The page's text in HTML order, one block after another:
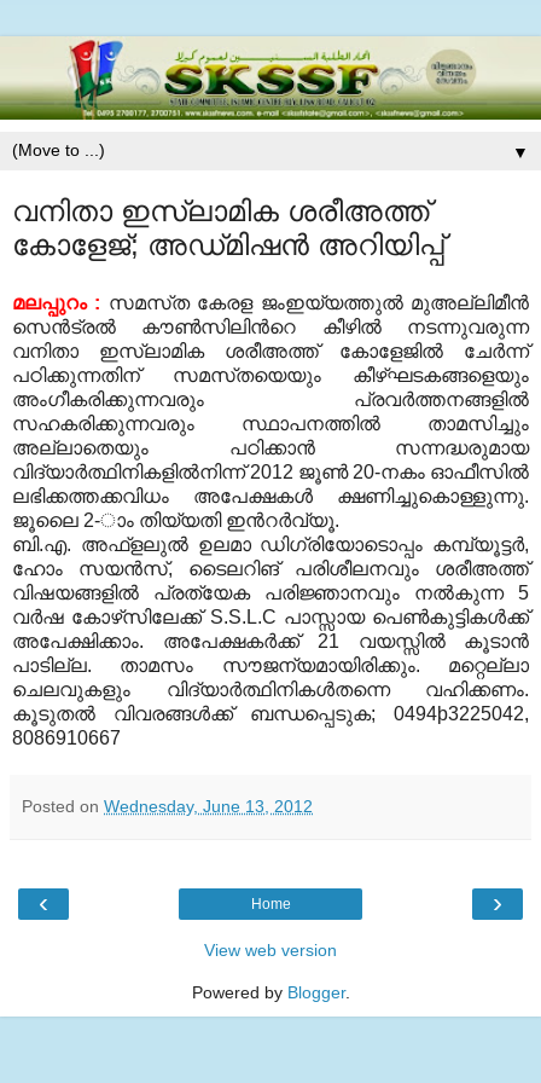
▼
വനിതാ ഇസ്‌ലാമിക ശരീഅത്ത്‌
കോളേജ്‌; അഡ്‌മിഷന്‍ അറിയിപ്പ്‌
മലപ്പുറം : സമസ്‌ത കേരള ജംഇയ്യത്തുല്‍ മുഅല്ലിമീന്‍
സെന്‍ട്രല്‍ കൗണ്‍സിലിന്‍റെ കീഴില്‍ നടന്നുവരുന്ന
വനിതാ ഇസ്‌ലാമിക ശരീഅത്ത്‌ കോളേജില്‍ ചേര്‍ന്ന്‌
പഠിക്കുന്നതിന്‌ സമസ്‌തയെയും കീഴ്‌ഘടകങ്ങളെയും
അംഗീകരിക്കുന്നവരും പ്രവര്‍ത്തനങ്ങളില്‍
സഹകരിക്കുന്നവരും സ്ഥാപനത്തില്‍ താമസിച്ചും
അല്ലാതെയും പഠിക്കാന്‍ സന്നദ്ധരുമായ
വിദ്യാര്‍ത്ഥിനികളില്‍നിന്ന്‌2012 ജൂണ്‍ 20-നകം ഓഫീസില്‍
ലഭിക്കത്തക്കവിധം അപേക്ഷകള്‍ ക്ഷണിച്ചുകൊള്ളുന്നു.
ജൂലൈ 2-ാം തിയ്യതി ഇന്‍റര്‍വ്യൂ.
ബി.എ. അഫ്‌ളലുല്‍ ഉലമാ ഡിഗ്രിയോടൊപ്പം കമ്പ്യൂട്ടര്‍,
ഹോം സയന്‍സ്‌, ടൈലറിങ്‌ പരിശീലനവും ശരീഅത്ത്‌
വിഷയങ്ങളില്‍ പ്രത്യേക പരിജ്ഞാനവും നല്‍കുന്ന 5
വര്‍ഷ കോഴ്‌സിലേക്ക്‌ S.S.L.C പാസ്സായ പെണ്‍കുട്ടികള്‍ക്ക്‌
അപേക്ഷിക്കാം. അപേക്ഷകര്‍ക്ക്‌ 21 വയസ്സില്‍ കൂടാന്‍
പാടില്ല. താമസം സൗജന്യമായിരിക്കും. മറ്റെല്ലാ
ചെലവുകളും വിദ്യാര്‍ത്ഥിനികള്‍തന്നെ വഹിക്കണം.
കൂടുതല്‍ വിവരങ്ങള്‍ക്ക് ബന്ധപ്പെടുക; 0494þ3225042,
8086910667
Posted on Wednesday, June 13, 2012
‹ ›
Home
View web version
Powered by Blogger.